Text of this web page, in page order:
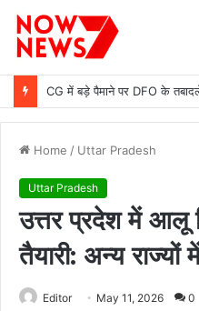
CG में बड़े पैमाने पर DFO के
Home / Uttar Pradesh
Uttar Pradesh
उत्तर प्रदेश में आलू
तैयारी: अन्य राज्यों
Editor May 11, 2026 0